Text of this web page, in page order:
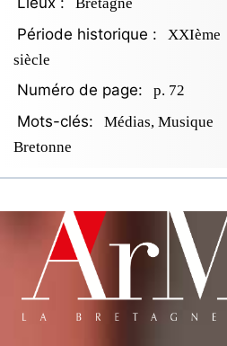
Bretagne
Période historique :
XXIème
siècle
Numéro de page: p. 72
Mots-clés:
Médias, Musique
Bretonne